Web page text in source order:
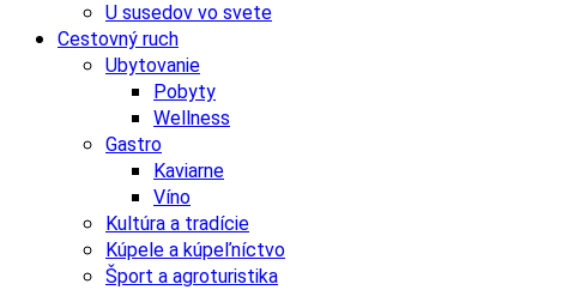
U susedov vo svete
Cestovný ruch
Ubytovanie
Pobyty
Wellness
Gastro
Kaviarne
Víno
Kultúra a tradície
Kúpele a kúpeľníctvo
Šport a agroturistika